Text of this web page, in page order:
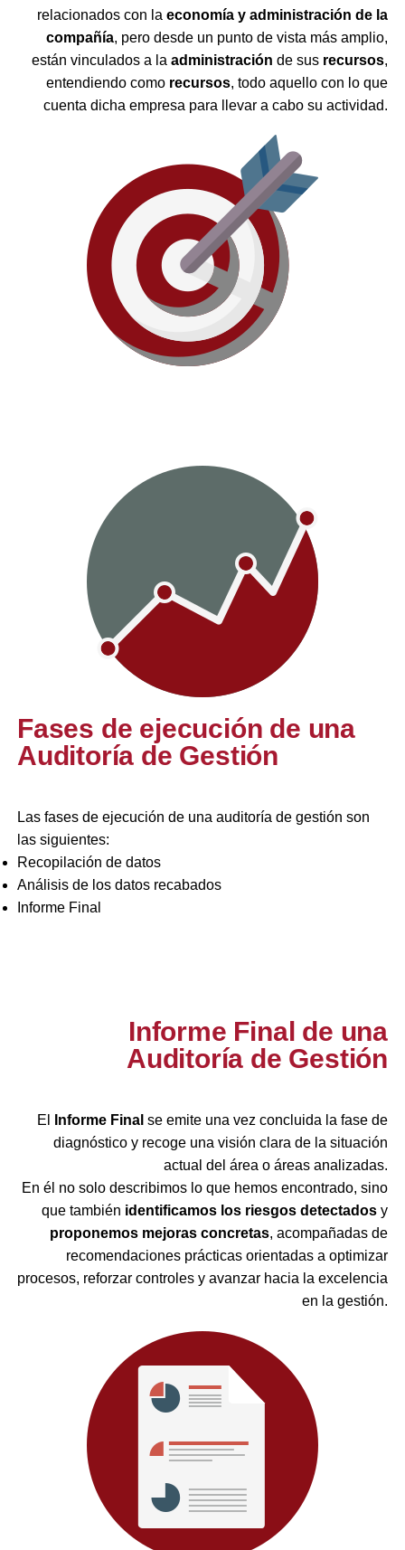
relacionados con laeconomía y administración de la
compañía, pero desde un punto de vista más amplio,
están vinculados a laadministración de sus recursos,
entendiendo como recursos, todo aquello con lo que
cuenta dicha empresa para llevar a cabo su actividad.
Fases de ejecución de una
Auditoría de Gestión
Las fases de ejecución de una auditoría de gestión son
las siguientes:
Recopilación de datos
Análisis de los datos recabados
Informe Final
Informe Final de una
Auditoría de Gestión
El Informe Final se emite una vez concluida la fase de
diagnóstico y recoge una visión clara de la situación
actual del área o áreas analizadas.
En él no solo describimos lo que hemos encontrado, sino
que también identificamos los riesgos detectados y
proponemos mejoras concretas, acompañadas de
recomendaciones prácticas orientadas a optimizar
procesos, reforzar controles y avanzar hacia la excelencia
en la gestión.